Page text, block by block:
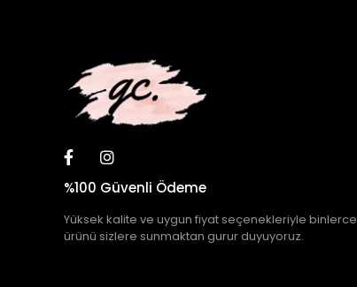
%100 Güvenli Ödeme
Yüksek kalite ve uygun fiyat seçenekleriyle binlerce
ürünü sizlere sunmaktan gurur duyuyoruz.